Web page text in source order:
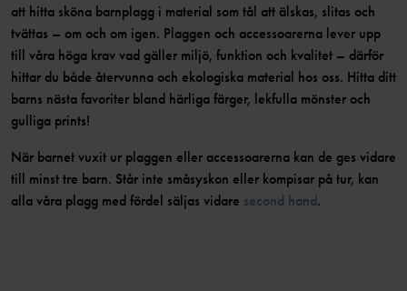
att hitta sköna barnplagg i material som tål att älskas, slitas och
tvättas – om och om igen. Plaggen och accessoarerna lever upp
till våra höga krav vad gäller miljö, funktion och kvalitet – därför
hittar du både återvunna och ekologiska material hos oss. Hitta ditt
barns nästa favoriter bland härliga färger, lekfulla mönster och
gulliga prints!
När barnet vuxit ur plaggen eller accessoarerna kan de ges vidare
till minst tre barn. Står inte småsyskon eller kompisar på tur, kan
alla våra plagg med fördel säljas vidare second hand.